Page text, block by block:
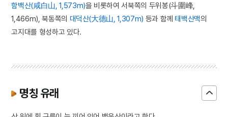
함백산(咸白山, 1,573m)을 비롯하여 서북쪽의 두위봉(斗圍峰,
1,466m), 북동쪽의 대덕산(大德山, 1,307m) 등과 함께 태백산맥의
고지대를 형성하고 있다.
명칭 유래